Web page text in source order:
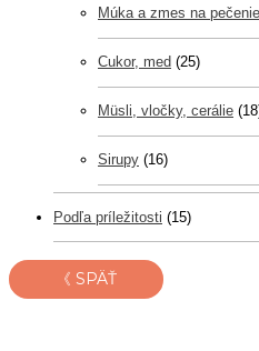
Múka a zmes na pečenie
Cukor, med (25)
Müsli, vločky, cerálie
Sirupy (16)
Podľa príležitosti (15)
《 SPÄŤ